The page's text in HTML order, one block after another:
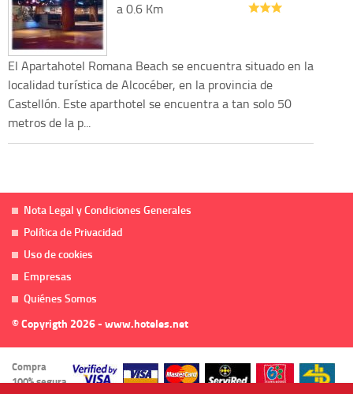
a 0.6 Km
El Apartahotel Romana Beach se encuentra situado en la
localidad turística de Alcocéber, en la provincia de
Castellón. Este aparthotel se encuentra a tan solo 50
metros de la p...
Nota Legal y Condiciones Generales
Política de Privacidad
Uso de cookies
Empresas
Quiénes Somos
© Copyrigth 2026 - www.hoteles.net
Compra
100% segura